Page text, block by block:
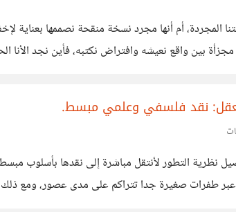
نقد فلسفي وعلمي مبسط.
طفرات صغيرة جدا تتراكم على مدى عصور، ومع